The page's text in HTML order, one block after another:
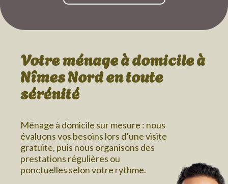
Votre ménage à domicileà
Nîmes Norden toute
sérénité
Ménage à domicile sur mesure : nous
évaluons vos besoins lors d’une visite
gratuite, puis nous organisons des
prestations régulières ou
ponctuelles selon votre rythme.